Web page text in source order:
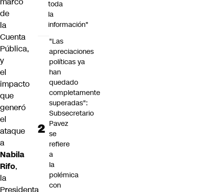
de
la
Cuenta
Pública,
y
el
impacto
que
generó
el
ataque
a
Nabila
Rifo,
la
Presidenta
toda
la
información"
"Las
apreciaciones
políticas ya
han
quedado
completamente
superadas":
Subsecretario
Pavez
se
refiere
a
la
polémica
con